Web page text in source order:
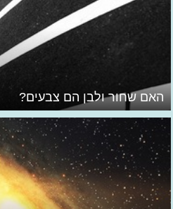
האם שחור ולבן הם צבעים?